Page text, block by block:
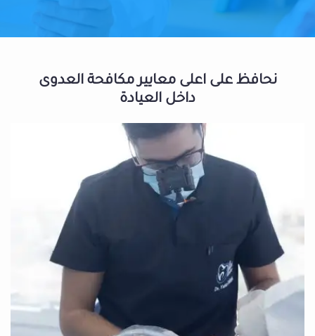
نحافظ على اعلى معايير مكافحة العدوى
داخل العيادة